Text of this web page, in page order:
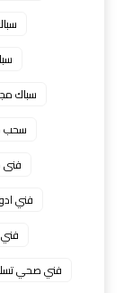
سباك
سحب
فني
فني صحي